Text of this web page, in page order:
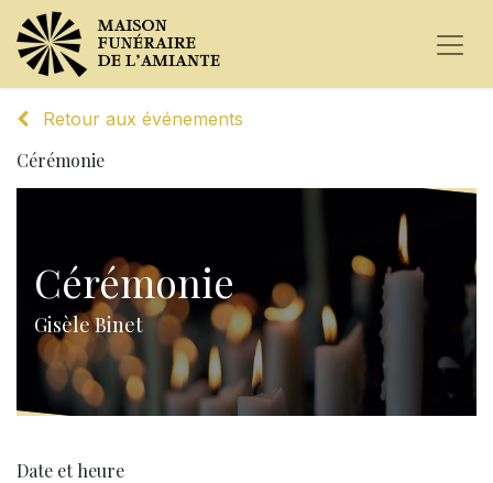
Retour aux événements
Cérémonie
Cérémonie
Gisèle Binet
Date et heure